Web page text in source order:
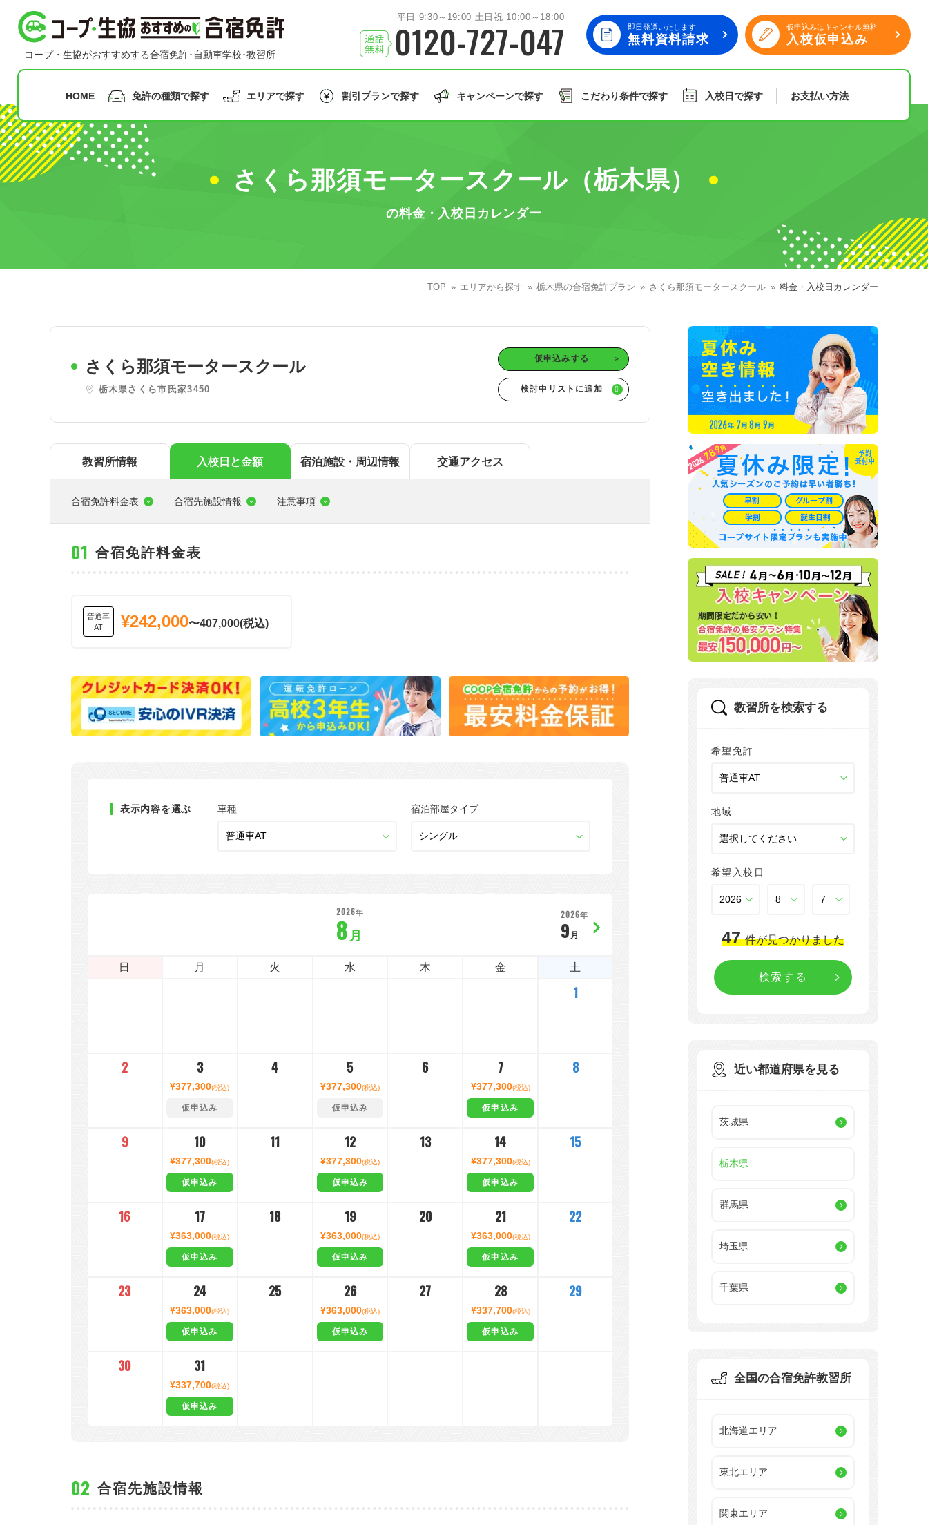
コープ・生協おすすめの合宿免許
コープ・生協がおすすめする合宿免許･自動車学校･教習所
平日 9:30～19:00 土日祝 10:00～18:00
0120-727-047 即日発送いたします!
無料資料請求
仮申込みはキャンセル無料
入校仮申込み
HOME 免許の種類で探す
大型二輪免許 同時教習
大型車/
エリアで探す
北海道
東海
四国
関東エリア
東海/関西エリア
静岡 兵庫 和歌山
鳥取 島根 岡山 広島
高知
割引プランで探す キャンペーンで探す こだわり条件で探す 入校日で探す お支払い方法
さくら那須モータースクール（栃木県）
の料金・入校日カレンダー
TOP エリアから探す 栃木県の合宿免許プラン さくら那須モータースクール 料金・入校日カレンダー
さくら那須モータースクール
栃木県さくら市氏家3450
仮申込みする
教習所情報 入校日と金額 宿泊施設・周辺情報 交通アクセス
合宿免許料金表 合宿先施設情報 注意事項
合宿免許料金表
普通車
AT
¥242,000〜407,000(税込)
表示内容を選ぶ 車種 宿泊部屋タイプ
2026年
8 月
2026年
9 月
日 月 火 水 木 金 土
1
2 3
¥377,300(税込)
仮申込み
4 5
¥377,300(税込)
仮申込み
6 7
¥377,300(税込)
仮申込み
8
9 10
¥377,300(税込)
仮申込み
11 12
¥377,300(税込)
仮申込み
13 14
¥377,300(税込)
仮申込み
15
16 17
¥363,000(税込)
仮申込み
18 19
¥363,000(税込)
仮申込み
20 21
¥363,000(税込)
仮申込み
22
23 24
¥363,000(税込)
仮申込み
25 26
¥363,000(税込)
仮申込み
27 28
¥337,700(税込)
仮申込み
29
30 31
¥337,700(税込)
仮申込み
合宿先施設情報
教習所を検索する
希望免許
地域
希望入校日
47 件が見つかりました
近い都道府県を見る
茨城県
栃木県
群馬県
埼玉県
千葉県
全国の合宿免許教習所
北海道エリア
東北エリア
関東エリア